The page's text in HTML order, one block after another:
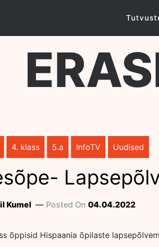
4. klass 5.a InfoTV Uudised
Kumel Posted On 04.04.2022
õppisid Hispaania õpilaste